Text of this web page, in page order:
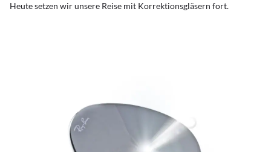
Heute setzen wir unsere Reise mit Korrektionsgläsern fort.